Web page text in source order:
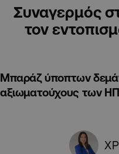
Συναγερμός
τον
Μπαράζ ύποπτων
αξιωματούχους των